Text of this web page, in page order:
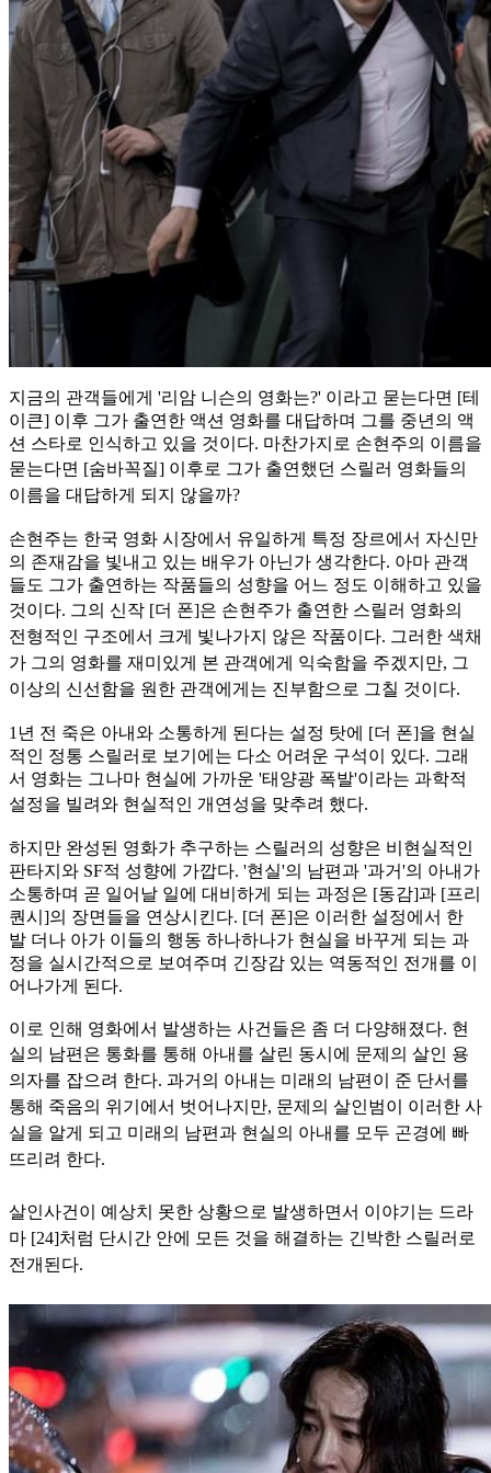
지금의 관객들에게 '리암 니슨의 영화는?' 이라고 묻는다면 [테
이큰] 이후 그가 출연한 액션 영화를 대답하며 그를 중년의 액
션 스타로 인식하고 있을 것이다. 마찬가지로 손현주의 이름을
묻는다면 [숨바꼭질] 이후로 그가 출연했던 스릴러 영화들의
이름을 대답하게 되지 않을까?
손현주는 한국 영화 시장에서 유일하게 특정 장르에서 자신만
의 존재감을 빛내고 있는 배우가 아닌가 생각한다. 아마 관객
들도 그가 출연하는 작품들의 성향을 어느 정도 이해하고 있을
것이다. 그의 신작 [더 폰]은 손현주가 출연한 스릴러 영화의
전형적인 구조에서 크게 빛나가지 않은 작품이다. 그러한 색채
가 그의 영화를 재미있게 본 관객에게 익숙함을 주겠지만, 그
이상의 신선함을 원한 관객에게 는 진부함으로 그칠 것이다.
1년 전 죽은 아내와 소통하게 된다는 설정 탓에 [더 폰]을 현실
적인 정통 스릴러로 보기에는 다소 어려운 구석이 있다. 그래
서 영화는 그나마 현실에 가까운 '태양광 폭발'이라는 과학적
설정을 빌려와 현실적인 개연성을 맞추려 했다.
하지만 완성된 영화가 추구하는 스릴러의 성향은 비현실적인
판타지와 SF적 성향에 가깝다. '현실'의 남편과 '과거'의 아내가
소통하며 곧 일어날 일에 대비하게 되는 과정은 [동감]과 [프리
퀀시]의 장면들을 연상시킨다. [더 폰]은 이러한 설정에서 한
발 더나 아가 이들의 행동 하나하나가 현실을 바꾸게 되는 과
정을 실시간적으로 보여주며 긴장감 있는 역동적인 전개를 이
어나가게 된다.
이로 인해 영화에서 발생하는 사건들은 좀 더 다양해졌다. 현
실의 남편은 통화를 통해 아내를 살린 동시에 문제의 살인 용
의자를 잡으려 한다. 과거의 아내는 미래의 남편이 준 단서를
통해 죽음의 위기에서 벗어나지만, 문제의 살인범이 이러한 사
실을 알게 되고 미래의 남편과 현실의 아내를 모두 곤경에 빠
뜨리려 한다.
살인사건이 예상치 못한 상황으로 발생하면서 이야기는 드라
마 [24]처럼 단시간 안에 모든 것을 해결하는 긴박한 스릴러로
전개된다.